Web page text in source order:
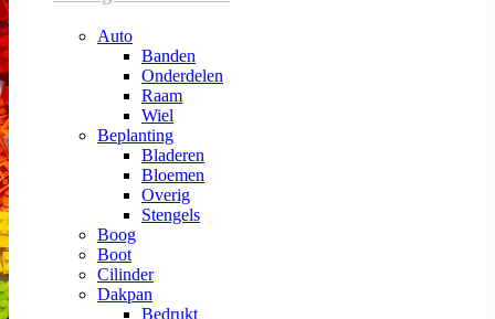
Auto
Banden
Onderdelen
Raam
Wiel
Beplanting
Bladeren
Bloemen
Overig
Stengels
Boog
Boot
Cilinder
Dakpan
Bedrukt